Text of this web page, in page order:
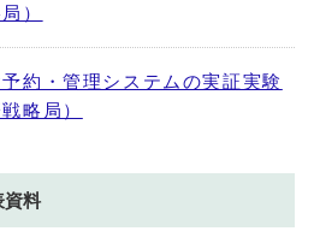
）
約・管理システムの実証実験
略局）
資料